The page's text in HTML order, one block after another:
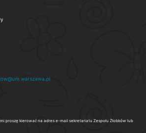
proszę kierować na adres e-mail sekretariatu Zespołu Żłobków lub